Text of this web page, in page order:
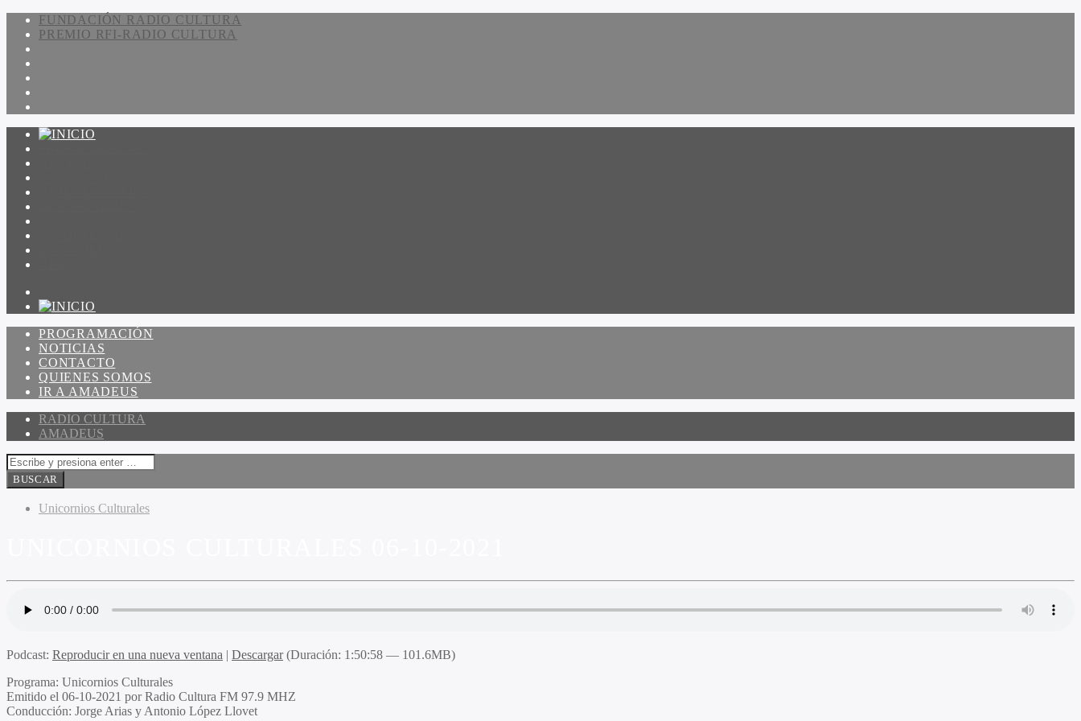
FUNDACIÓN RADIO CULTURA
PREMIO RFI-RADIO CULTURA
PROGRAMACIÓN
NOTICIAS
CONTACTO
QUIENES SOMOS
IR A AMADEUS
RADIO CULTURA
AMADEUS
Unicornios Culturales
Podcast: Reproducir en una nueva ventana | Descargar(Duración: 1:50:58 — 101.6MB)
Programa: Unicornios Culturales
Emitido el 06-10-2021 por Radio Cultura FM 97.9 MHZ
Conducción: Jorge Arias y Antonio López Llovet